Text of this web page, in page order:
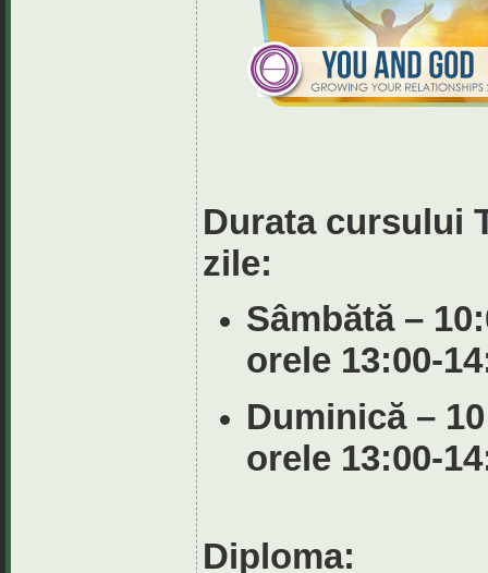
Durata cursului
zile:
Sâmbătă –
orele 13:00-
Duminică –
orele 13:00-
Diploma: